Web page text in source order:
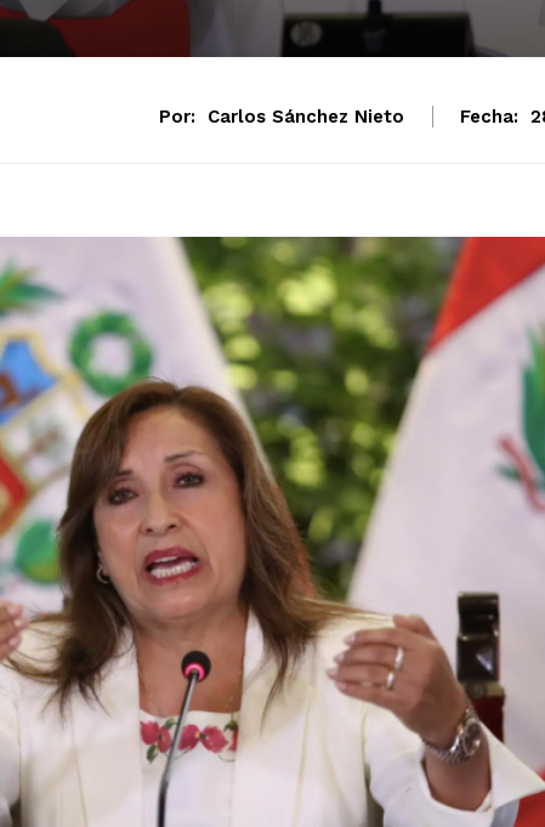
El Suplemento
Por: Carlos Sánchez Nieto Fecha: